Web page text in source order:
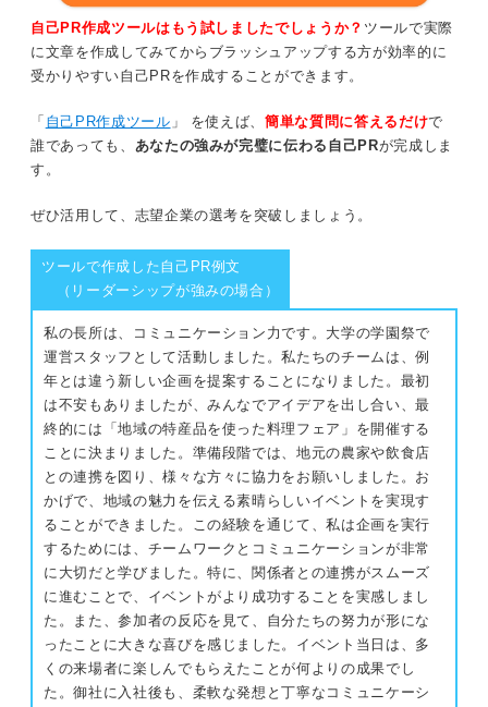
自己PR作成ツールはもう試しましたでしょうか？ ツールで実際
に文章を作成してみてからブラッシュアップする方が効率的に
受かりやすい自己PRを作成することができます。
「 自己PR作成ツール 」 を使えば、簡単な質問に答えるだけで
誰であっても、 あなたの強みが完璧に伝わる自己PRが完成しま
す。
ぜひ活用して、志望企業の選考を突破しましょう。
ツールで作成した自己PR例文
（リーダーシップが強みの場合）
私の長所は、コミュニケーション力です。大学の学園祭で
運営スタッフとして活動しました。私たちのチームは、例
年とは違う新しい企画を提案することになりました。最初
は不安もありましたが、みんなでアイデアを出し合い、最
終的には「地域の特産品を使った料理フェア」を開催する
ことに決まりました。準備段階では、地元の農家や飲食店
との連携を図り、様々な方々に協力をお願いしました。お
かげで、地域の魅力を伝える素晴らしいイベントを実現す
ることができました。この経験を通じて、私は企画を実行
するためには、チームワークとコミュニケーションが非常
に大切だと学びました。特に、関係者との連携がスムーズ
に進むことで、イベントがより成功することを実感しまし
た。また、参加者の反応を見て、自分たちの努力が形にな
ったことに大きな喜びを感じました。イベント当日は、多
くの来場者に楽しんでもらえたことが何よりの成果でし
た。御社に入社後も、柔軟な発想と丁寧なコミュニケーシ